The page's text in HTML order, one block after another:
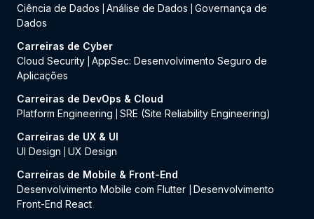
Ciência de Dados
Análise de Dados
Governança de
Dados
Carreiras de Cyber
Cloud Security AppSec: Desenvolvimento Seguro de
Aplicações
Carreiras de DevOps & Cloud
Platform Engineering
SRE (Site Reliability Engineering)
Carreiras de UX & UI
UI Design
UX Design
Carreiras de Mobile & Front-End
Desenvolvimento Mobile com Flutter
Desenvolvimento
Front-End React